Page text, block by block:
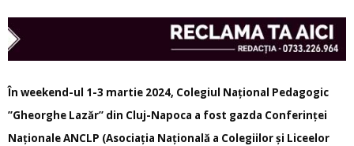
În weekend-ul 1-3 martie 2024, Colegiul Național Pedagogic
”Gheorghe Lazăr” din Cluj-Napoca a fost gazda Conferinței
Naționale ANCLP (Asociația Națională a Colegiilor și Liceelor